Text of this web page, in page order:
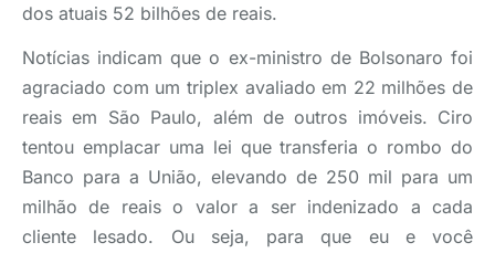
dos atuais 52 bilhões de reais.
Notícias indicam que o ex-ministro de Bolsonaro foi
agraciado com um triplex avaliado em 22 milhões de
reais em São Paulo, além de outros imóveis. Ciro
tentou emplacar uma lei que transferia o rombo do
Banco para a União, elevando de 250 mil para um
milhão de reais o valor a ser indenizado a cada
cliente lesado. Ou seja, para que eu e você